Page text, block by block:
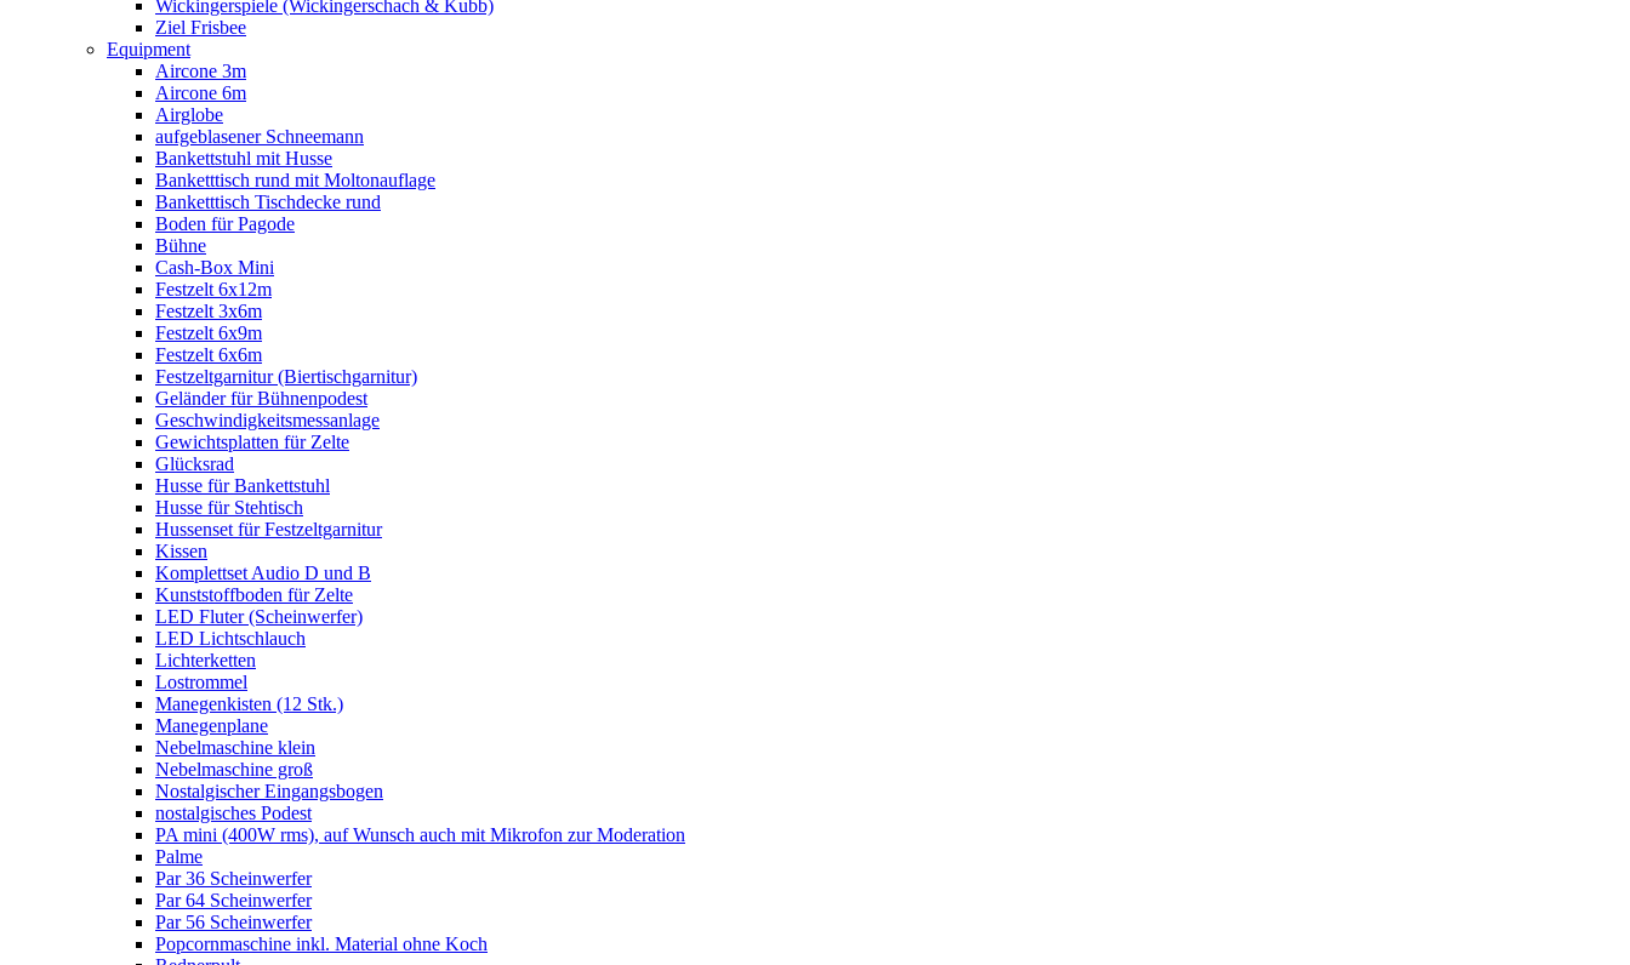
Wickingerspiele (Wickingerschach & Kubb)
Ziel Frisbee
Equipment
Aircone 3m
Aircone 6m
Airglobe
aufgeblasener Schneemann
Bankettstuhl mit Husse
Banketttisch rund mit Moltonauflage
Banketttisch Tischdecke rund
Boden für Pagode
Bühne
Cash-Box Mini
Festzelt 6x12m
Festzelt 3x6m
Festzelt 6x9m
Festzelt 6x6m
Festzeltgarnitur (Biertischgarnitur)
Geländer für Bühnenpodest
Geschwindigkeitsmessanlage
Gewichtsplatten für Zelte
Glücksrad
Husse für Bankettstuhl
Husse für Stehtisch
Hussenset für Festzeltgarnitur
Kissen
Komplettset Audio D und B
Kunststoffboden für Zelte
LED Fluter (Scheinwerfer)
LED Lichtschlauch
Lichterketten
Lostrommel
Manegenkisten (12 Stk.)
Manegenplane
Nebelmaschine klein
Nebelmaschine groß
Nostalgischer Eingangsbogen
nostalgisches Podest
PA mini (400W rms), auf Wunsch auch mit Mikrofon zur Moderation
Palme
Par 36 Scheinwerfer
Par 64 Scheinwerfer
Par 56 Scheinwerfer
Popcornmaschine inkl. Material ohne Koch